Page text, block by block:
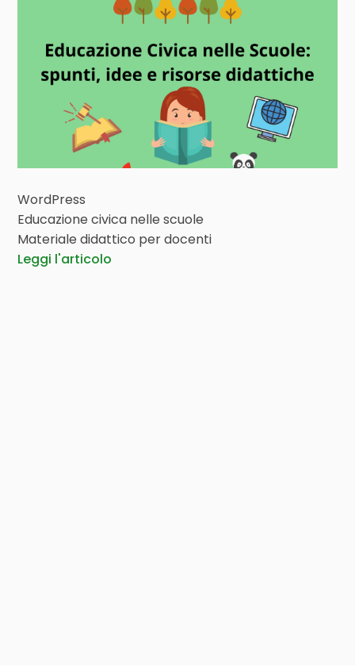
WordPress
Educazione civica nelle scuole
Materiale didattico per docenti
Leggi l'articolo